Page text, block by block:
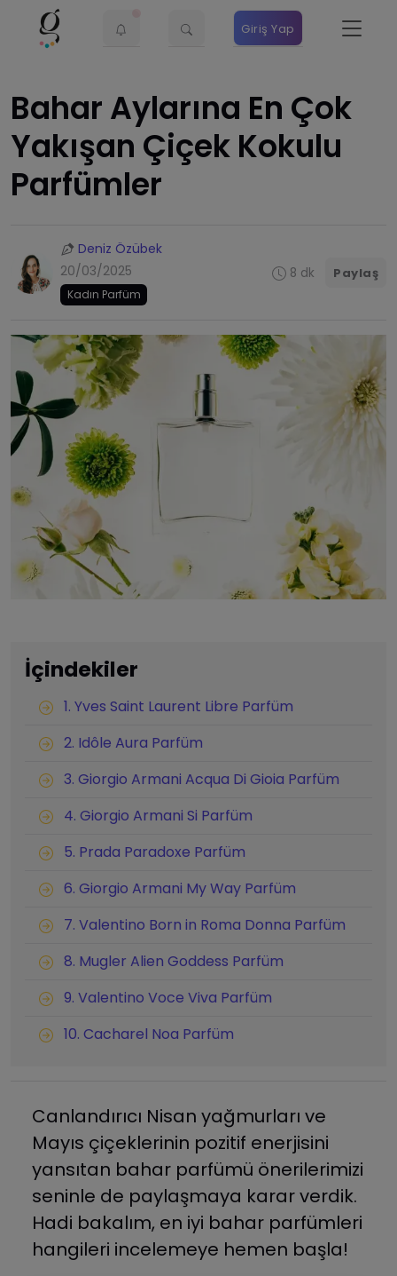
Giriş Yap
Bahar Aylarına En Çok
Yakışan Çiçek Kokulu
Parfümler
Deniz Özübek
20/03/2025
Kadın Parfüm
8 dk Paylaş
İçindekiler
1. Yves Saint Laurent Libre Parfüm
2. Idôle Aura Parfüm
3. Giorgio Armani Acqua Di Gioia Parfüm
4. Giorgio Armani Si Parfüm
5. Prada Paradoxe Parfüm
6. Giorgio Armani My Way Parfüm
7. Valentino Born in Roma Donna Parfüm
8. Mugler Alien Goddess Parfüm
9. Valentino Voce Viva Parfüm
10. Cacharel Noa Parfüm
Canlandırıcı Nisan yağmurları ve
Mayıs çiçeklerinin pozitif enerjisini
yansıtan bahar parfümü önerilerimizi
seninle de paylaşmaya karar verdik.
Hadi bakalım, en iyi bahar parfümleri
hangileri incelemeye hemen başla!